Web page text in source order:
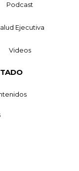
Podcast
Ejecutiva
Videos